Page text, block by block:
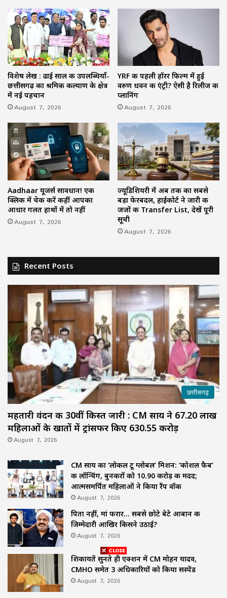
विशेष लेख : ढाई साल की उपलब्धियाँ-
छत्तीसगढ़ का श्रमिक कल्याण के क्षेत्र
में नई पहचान
August 7, 2026
YRF की पहली हॉरर फिल्म में हुई
वरुण धवन की एंट्री? ऐसी है रिलीज की
प्लानिंग
August 7, 2026
Aadhaar यूजर्स सावधान! एक
क्लिक में चेक करें कहीं आपका
आधार गलत हाथों में तो नहीं
August 7, 2026
ज्यूडिशियरी में अब तक का सबसे
बड़ा फेरबदल, हाईकोर्ट ने जारी की
जजों की Transfer List, देखें पूरी
सूची
August 7, 2026
Recent Posts
छत्तीसगढ़
महतारी वंदन की 30वीं किस्त जारी : CM साय ने 67.20 लाख
महिलाओं के खातों में ट्रांसफर किए ₹630.55 करोड़
August 7, 2026
CM साय का ‘लोकल टू ग्लोबल’ मिशन: ‘कोशल फैब’
की लॉन्चिंग, बुनकरों को 10.90 करोड़ की मदद;
आत्मसमर्पित महिलाओं ने किया रैंप वॉक
August 7, 2026
पिता नहीं, मां फरार… सबसे छोटे बेटे आबान की
जिम्मेदारी आखिर किसने उठाई?
August 7, 2026
शिकायतें सुनते ही एक्शन में CM मोहन यादव,
CMHO समेत 3 अधिकारियों को किया सस्पेंड
August 7, 2026